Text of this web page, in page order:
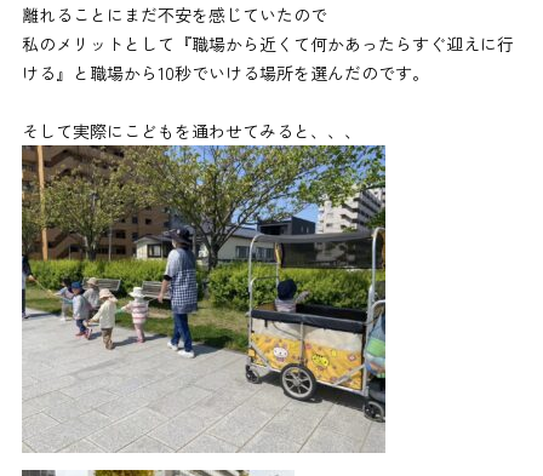
離れることにまだ不安を感じていたので
私のメリットとして『職場から近くて何かあったらすぐ迎えに行
ける』と職場から10秒でいける場所を選んだのです。
そして実際にこどもを通わせてみると、、、